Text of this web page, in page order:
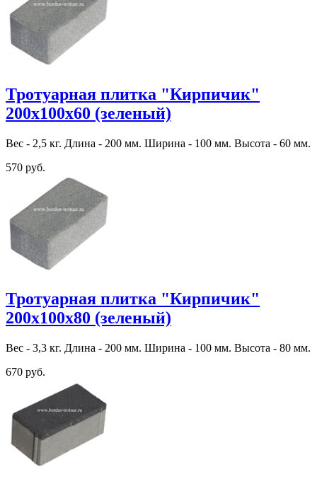
Тротуарная плитка "Кирпичик"
200х100х60 (зеленый)
Вес - 2,5 кг. Длина - 200 мм. Ширина - 100 мм. Высота - 60 мм.
570 руб.
Тротуарная плитка "Кирпичик"
200х100х80 (зеленый)
Вес - 3,3 кг. Длина - 200 мм. Ширина - 100 мм. Высота - 80 мм.
670 руб.